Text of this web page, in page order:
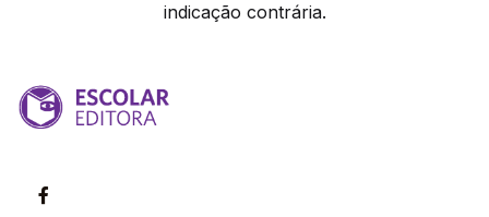
indicação contrária.